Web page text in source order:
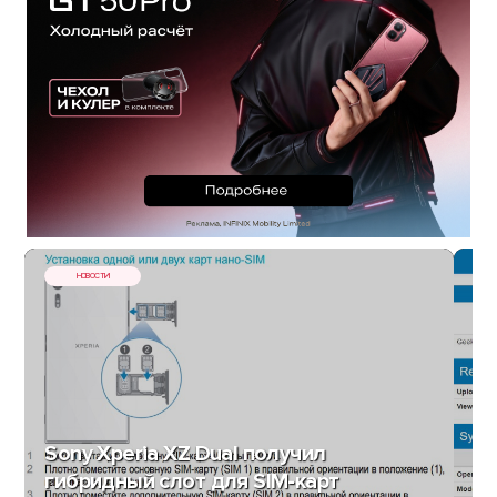
НОВОСТИ
Sony Xperia XZ Dual получил
гибридный слот для SIM-карт